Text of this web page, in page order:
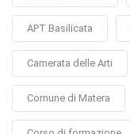
APT Basilicata
Camerata delle Arti
Comune di Matera